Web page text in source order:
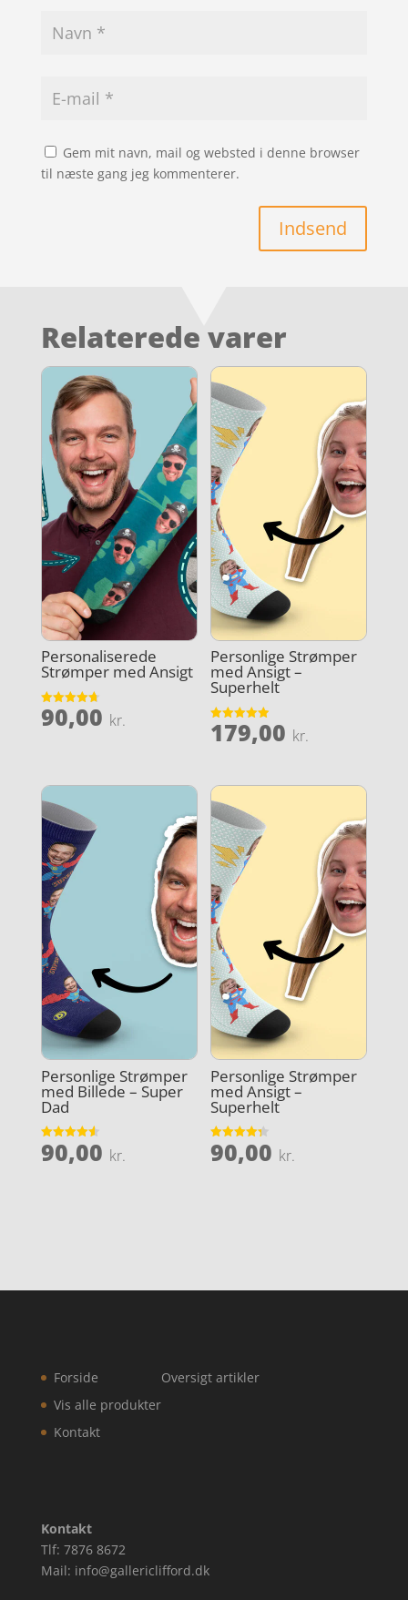
Gem mit navn, mail og websted i denne browser
til næste gang jeg kommenterer.
Indsend
Relaterede varer
Personaliserede
Strømper med Ansigt
Vurderet
4.7
90,00 kr.
Personlige Strømper
med Ansigt –
Superhelt
Vurderet
4.9
179,00 kr.
Personlige Strømper
med Billede – Super
Dad
Vurderet
4.6
90,00 kr.
Personlige Strømper
med Ansigt –
Superhelt
Vurderet
4.3
90,00 kr.
Forside
Vis alle produkter
Kontakt
Oversigt artikler
Kontakt
Tlf: 7876 8672
Mail: info@gallericlifford.dk